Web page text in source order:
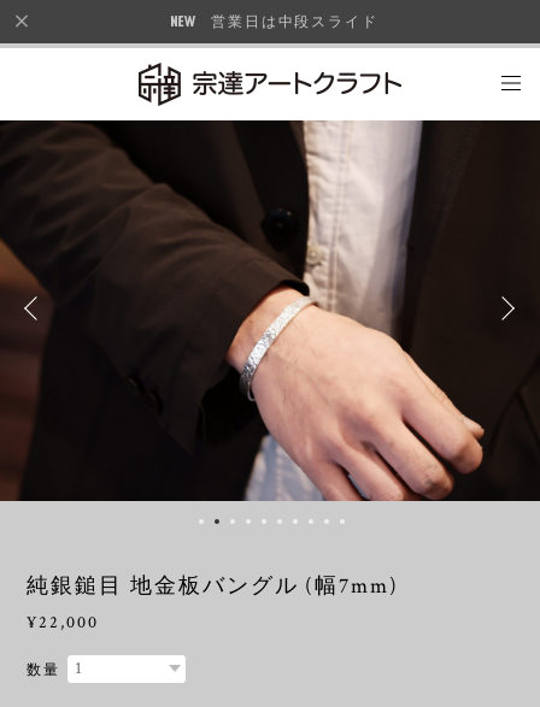
営業日は中段スライド
純銀鎚目 地金板バングル (幅7mm)
¥22,000
数量